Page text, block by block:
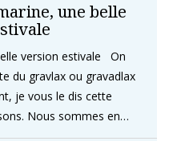
une belle
version estivale On
du gravlax ou gravadlax
je vous le dis cette
Nous sommes en…